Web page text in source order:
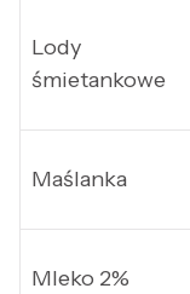
Lody
śmietankowe
Maślanka
Mleko 2%